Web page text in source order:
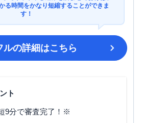
る時間をかなり短縮することができま
す！
ルの詳細はこちら
ト
9分で審査完了！※